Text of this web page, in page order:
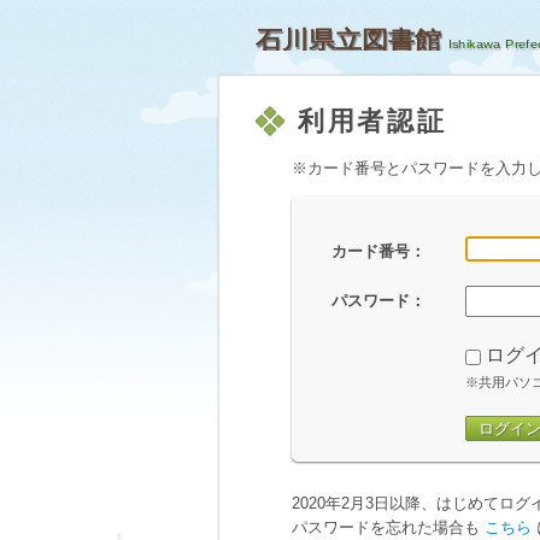
石川県立図書館
利用者認証
※カード番号とパスワードを入力
カード番号：
パスワード：
ログ
※共用パソ
ログイン
2020年2月3日以降、はじめてログ
パスワードを忘れた場合も こちら